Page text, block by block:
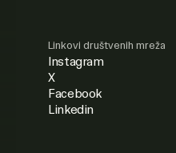
Linkovi društvenih mreža
Instagram
X
Facebook
Linkedin